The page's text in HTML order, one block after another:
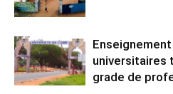
universitaires
grade de